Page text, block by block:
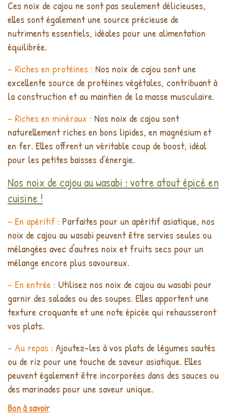
Ces noix de cajou ne sont pas seulement délicieuses,
elles sont également une source précieuse de
nutriments essentiels, idéales pour une alimentation
équilibrée.
- Riches en protéines : Nos noix de cajou sont une
excellente source de protéines végétales, contribuant à
la construction et au maintien de la masse musculaire.
- Riches en minéraux : Nos noix de cajou sont
naturellement riches en bons lipides, en magnésium et
en fer. Elles offrent un véritable coup de boost, idéal
pour les petites baisses d’énergie.
Nos noix de cajou au wasabi : votre atout épicé en
cuisine !
- En apéritif : Parfaites pour un apéritif asiatique, nos
noix de cajou au wasabi peuvent être servies seules ou
mélangées avec d'autres noix et fruits secs pour un
mélange encore plus savoureux.
- En entrée : Utilisez nos noix de cajou au wasabi pour
garnir des salades ou des soupes. Elles apportent une
texture croquante et une note épicée qui rehausseront
vos plats.
- Au repas : Ajoutez-les à vos plats de légumes sautés
ou de riz pour une touche de saveur asiatique. Elles
peuvent également être incorporées dans des sauces ou
des marinades pour une saveur unique.
Bon à savoir